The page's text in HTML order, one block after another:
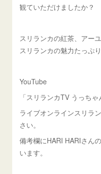
観ていただけましたか？
スリランカの紅茶、アー
スリランカの魅力たっぷ
YouTube
「スリランカTV うっちゃ
ライブオンラインスリラ
さい。
備考欄にHARI HARIさん
います。